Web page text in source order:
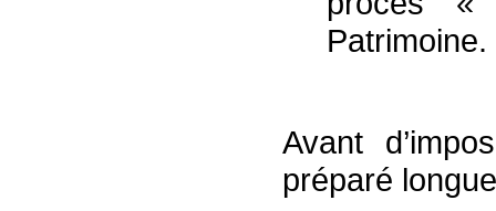
Patrimoine.
Avant
préparé